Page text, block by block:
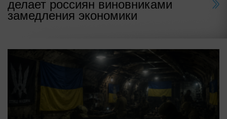
делает россиян виновниками
замедления экономики